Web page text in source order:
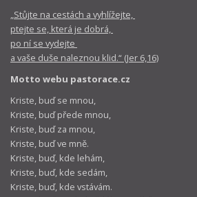
„Stůjte na cestách a vyhlížejte,
ptejte se, která je dobrá,
po ní se vydejte
a vaše duše naleznou klid.“ (Jer 6,16)
Motto webu pastorace.cz
Kriste, buď se mnou,
Kriste, buď přede mnou,
Kriste, buď za mnou,
Kriste, buď ve mně.
Kriste, buď, kde lehám,
Kriste, buď, kde sedám,
Kriste, buď, kde vstávám.